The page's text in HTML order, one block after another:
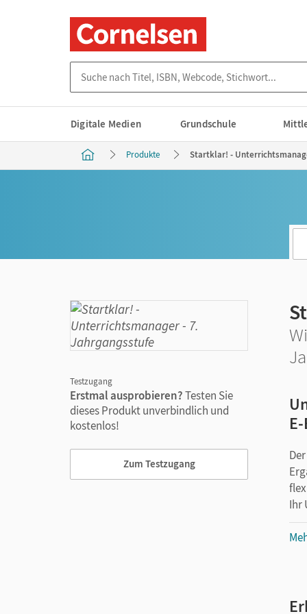
Digitale Medien Grundschule
Produkte Startklar! -
Testzugang
Erstmal ausprobieren?Testen Sie
dieses Produkt unverbindlich und
kostenlos!
Zum Testzugang
Ihr